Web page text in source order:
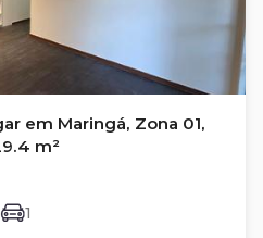
em Maringá, Zona 01,
m²
1